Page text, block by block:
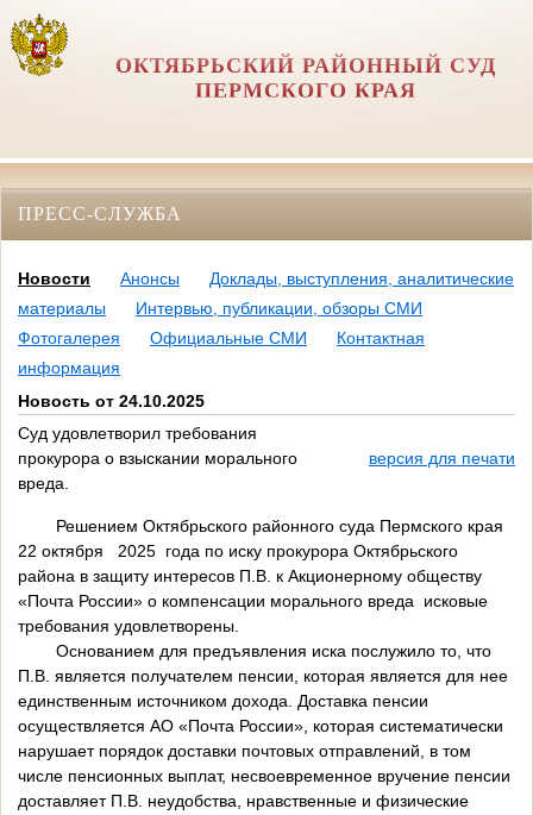
ОКТЯБРЬСКИЙ РАЙОННЫЙ СУД
ПЕРМСКОГО КРАЯ
ПРЕСС-СЛУЖБА
Новости Анонсы
Доклады, выступления, аналитические
материалы
Интервью, публикации, обзоры СМИ
Фотогалерея
Официальные СМИ
Контактная
информация
Новость от 24.10.2025
Суд удовлетворил требования
прокурора о взыскании морального
вреда.
версия для печати
Решением Октябрьского районного суда Пермского края
22 октября 2025 года по иску прокурора Октябрьского
района в защиту интересов П.В. к Акционерному обществу
«Почта России» о компенсации морального вреда исковые
требования удовлетворены.
Основанием для предъявления иска послужило то, что
П.В. является получателем пенсии, которая является для нее
единственным источником дохода. Доставка пенсии
осуществляется АО «Почта России», которая систематически
нарушает порядок доставки почтовых отправлений, в том
числе пенсионных выплат, несвоевременное вручение пенсии
доставляет П.В. неудобства, нравственные и физические